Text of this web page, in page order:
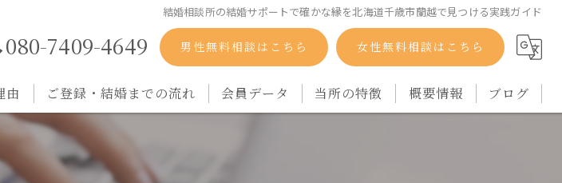
結婚相談所の結婚サポートで確かな縁を北海道千歳市蘭越で見つける実践ガイド
080-7409-4649 男性無料相談はこちら 女性無料相談はこちら
由 ご登録・結婚までの流れ 会員データ 当所の特徴 概要情報 ブログ